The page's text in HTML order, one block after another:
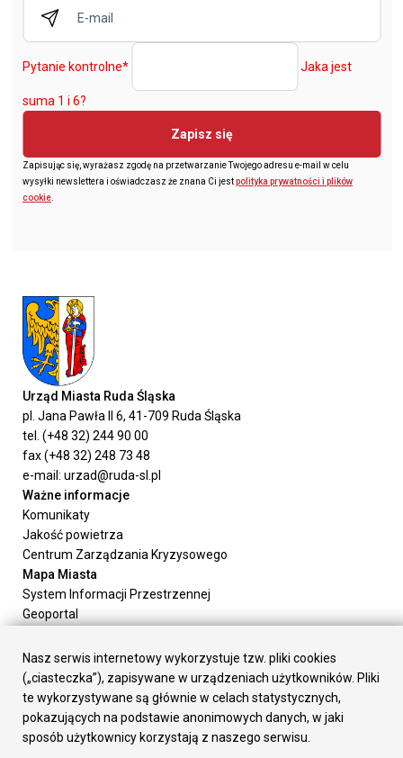
Pytanie kontrolne* Jaka jest
suma 1 i 6?
Zapisz się
Zapisując się, wyrażasz zgodę na przetwarzanie Twojego adresu e-mail w celu
wysyłki newslettera i oświadczasz że znana Ci jestpolityka prywatności i plików
cookie.
Urząd Miasta Ruda Śląska
pl. Jana Pawła II 6, 41-709 Ruda Śląska
tel. (+48 32) 244 90 00
fax (+48 32) 248 73 48
e-mail: urzad@ruda-sl.pl
Ważne informacje
Komunikaty
Jakość powietrza
Centrum Zarządzania Kryzysowego
Mapa Miasta
System Informacji Przestrzennej
Geoportal
Załatw sprawę
Prezydent Miasta
Rada Miasta
Wydziały
Elektroniczna Skrzynka Podawcza
Nasz serwis internetowy wykorzystuje tzw. pliki cookies
(„ciasteczka”), zapisywane w urządzeniach użytkowników. Pliki
te wykorzystywane są głównie w celach statystycznych,
pokazujących na podstawie anonimowych danych, w jaki
sposób użytkownicy korzystają z naszego serwisu.